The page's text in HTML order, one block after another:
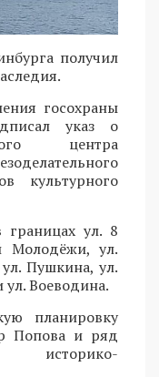
получил
госохраны
указ о
центра
культурного
ул. 8
Молодёжи, ул.
Пушкина, ул.
Воеводина.
планировку
Попова и ряд
историко-